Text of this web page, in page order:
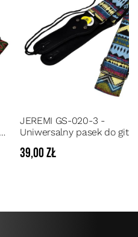
JEREMI GS-020-3 -
Uniwersalny pasek do
basowej
39,00 zł